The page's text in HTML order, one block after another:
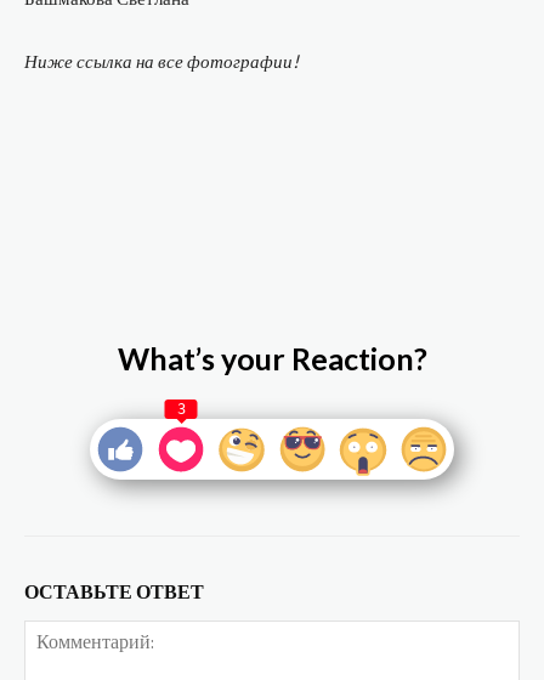
Ниже ссылка на все фотографии!
What’s your Reaction?
3
ОСТАВЬТЕ ОТВЕТ